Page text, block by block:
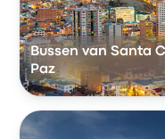
Bussen van Santa
Paz